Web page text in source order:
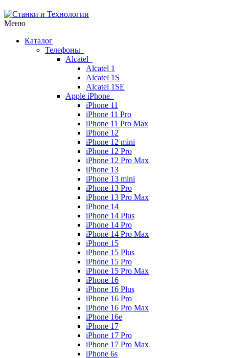
Меню
Каталог
Телефоны
Alcatel
Alcatel 1
Alcatel 1S
Alcatel 1SE
Apple iPhone
iPhone 11
iPhone 11 Pro
iPhone 11 Pro Max
iPhone 12
iPhone 12 mini
iPhone 12 Pro
iPhone 12 Pro Max
iPhone 13
iPhone 13 mini
iPhone 13 Pro
iPhone 13 Pro Max
iPhone 14
iPhone 14 Plus
iPhone 14 Pro
iPhone 14 Pro Max
iPhone 15
iPhone 15 Plus
iPhone 15 Pro
iPhone 15 Pro Max
iPhone 16
iPhone 16 Plus
iPhone 16 Pro
iPhone 16 Pro Max
iPhone 16e
iPhone 17
iPhone 17 Pro
iPhone 17 Pro Max
iPhone 6s